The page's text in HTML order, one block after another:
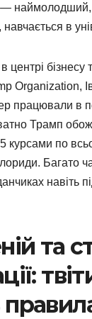
— наймолодший,
навчається в
центрі бізнесу
Organization,
працювали в
Трамп
курсами по
Багато
навіть
та